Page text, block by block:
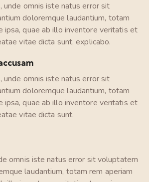
unde omnis iste natus error sit
doloremque laudantium, totam
ipsa, quae ab illo inventore veritatis et
vitae dicta sunt, explicabo.
unde omnis iste natus error sit
doloremque laudantium, totam
ipsa, quae ab illo inventore veritatis et
vitae dicta sunt.
omnis iste natus error sit voluptatem
laudantium, totam rem aperiam